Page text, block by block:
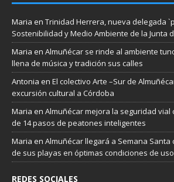
Maria en Trinidad Herrera, nueva delegada
Sostenibilidad y Medio Ambiente de la Junta
Maria en Almuñécar se rinde al ambiente
llena de música y tradición sus calles
Antonia en El colectivo Arte –Sur de
excursión cultural a Córdoba
Maria en Almuñécar mejora la seguridad vial
de 14 pasos de peatones inteligentes
Maria en Almuñécar llegará a Semana Santa
de sus playas en óptimas condiciones de uso
REDES SOCIALES